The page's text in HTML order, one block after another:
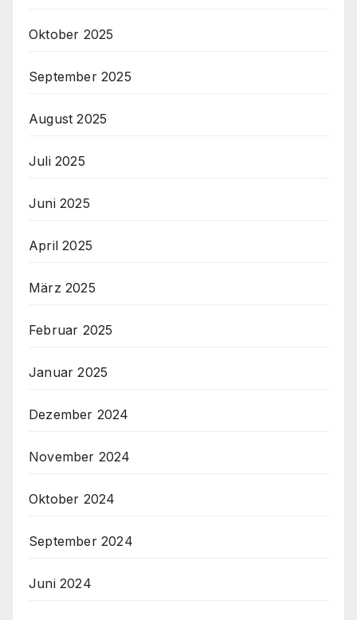
Oktober 2025
September 2025
August 2025
Juli 2025
Juni 2025
April 2025
März 2025
Februar 2025
Januar 2025
Dezember 2024
November 2024
Oktober 2024
September 2024
Juni 2024